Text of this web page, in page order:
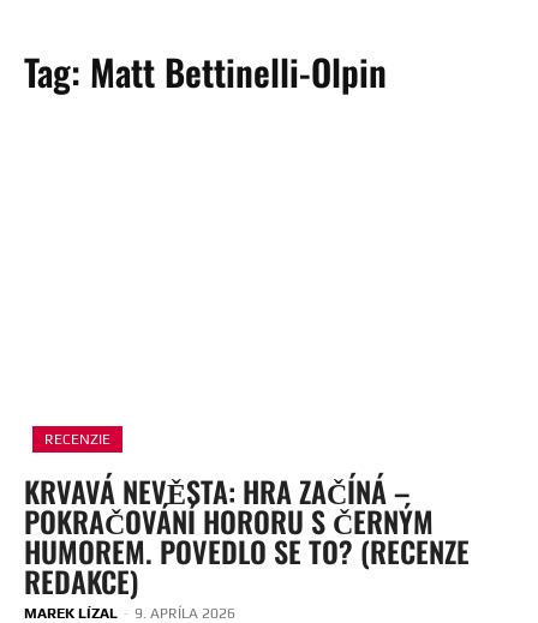
Tag: Matt Bettinelli-Olpin
RECENZIE
KRVAVÁ NEVĚSTA: HRA ZAČÍNÁ –
POKRAČOVÁNÍ HORORU S ČERNÝM
HUMOREM. POVEDLO SE TO? (RECENZE
REDAKCE)
MAREK LÍZAL - 9. APRÍLA 2026